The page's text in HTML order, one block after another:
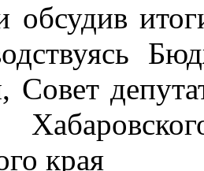
обсудив
Совет
края